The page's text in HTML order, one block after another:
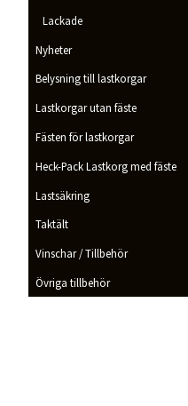
Lackade
Nyheter
Belysning till lastkorgar
Lastkorgar utan fäste
Fästen för lastkorgar
Heck-Pack Lastkorg med fäste
Lastsäkring
Taktält
Vinschar / Tillbehör
Övriga tillbehör